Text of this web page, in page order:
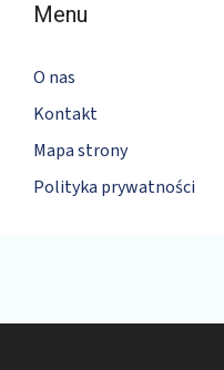
Menu
O nas
Kontakt
Mapa strony
Polityka prywatności